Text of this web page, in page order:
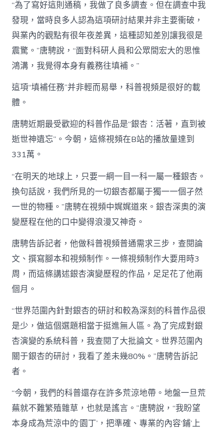
“為了寫好這則通稿，我做了良多調查。但在調查中我
發現，當時良多人認為這項研討結果并非主要衝破，
與業內的觀點有很年夜差異，這種認知差別讓我很是
震驚。”唐騁說，“面對科研人員和公眾間宏大的思惟
鴻溝，我覺得本身有義務往填補。”
這項“填補任務”并非輕而易舉，科普視頻是很好的載
體。
唐騁近期最受歡迎的科普作品是“銀杏：活著，直到被
逝世神遺忘”。今朝，這條視頻在B站的播放量達到
331萬。
“在明天的地球上，只要一綱一目一科一屬一種銀杏。
換句話說，我們所見的一切銀杏都屬于獨一一個孑然
一世的物種。”唐騁在視頻中娓娓道來。銀杏深奧的演
變歷程在他的口中變得浪漫又神奇。
唐騁告訴記者，他做科普視頻普通需求三步，查閱論
文、撰寫腳本和視頻制作。一條視頻制作大要用時3
周，而這條講述銀杏演變歷程的作品，足足花了他兩
個月。
“世界范圍內針對銀杏的研討和較為深刻的科普作品很
是少，做這個選題相當于挺進無人區。為了完成對銀
杏演變的系統科普，我查閱了大批論文。世界范圍內
關于銀杏的研討，我看了差未幾80%。”唐騁告訴記
者。
“今朝，我們的科普還存在許多荒涼地帶。地盤一旦荒
蕪就不難繁殖雜草，也就是謠言。”唐騁說，“我盼望
本身成為荒涼中的‘園丁’，把準確、專業的內容‘鋪’上